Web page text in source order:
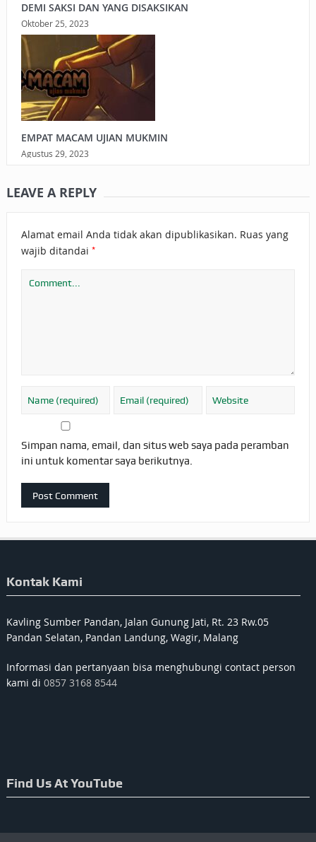
DEMI SAKSI DAN YANG DISAKSIKAN
Oktober 25, 2023
EMPAT MACAM UJIAN MUKMIN
Agustus 29, 2023
LEAVE A REPLY
Alamat email Anda tidak akan dipublikasikan. Ruas yang
wajib ditandai *
Simpan nama, email, dan situs web saya pada peramban
ini untuk komentar saya berikutnya.
Kontak Kami
Kavling Sumber Pandan, Jalan Gunung Jati, Rt. 23 Rw.05
Pandan Selatan, Pandan Landung, Wagir, Malang
Informasi dan pertanyaan bisa menghubungi contact person
kami di 0857 3168 8544
Find Us At YouTube